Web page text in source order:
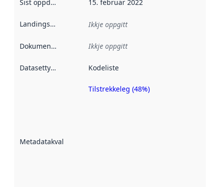
Sist oppdatert 15. februar 2022
Landingsside Ikkje oppgitt
Dokumentasjon Ikkje oppgitt
Datasettype Kodeliste
Metadatakvalitet
Metadatakvalitet
Tilstrekkeleg (48%)